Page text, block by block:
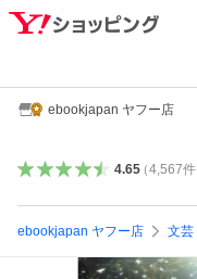
ebookjapan ヤフー店
4.65（4,567件
ebookjapan ヤフー店 文芸